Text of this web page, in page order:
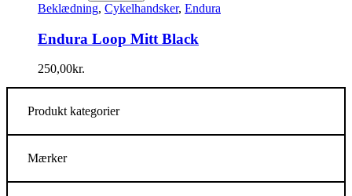
Beklædning, Cykelhandsker, Endura
Endura Loop Mitt Black
250,00kr.
Produkt kategorier
Mærker